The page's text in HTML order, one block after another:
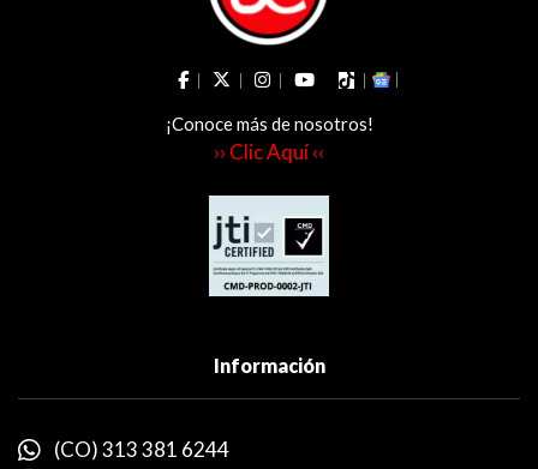
¡Conoce más de nosotros!
›› Clic Aquí ‹‹
Información
(CO) 313 381 6244